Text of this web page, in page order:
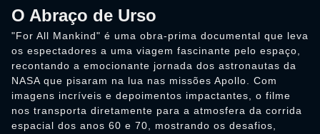
O Abraço de Urso
"For All Mankind" é uma obra-prima documental que leva
os espectadores a uma viagem fascinante pelo espaço,
recontando a emocionante jornada dos astronautas da
NASA que pisaram na lua nas missões Apollo. Com
imagens incríveis e depoimentos impactantes, o filme
nos transporta diretamente para a atmosfera da corrida
espacial dos anos 60 e 70, mostrando os desafios,